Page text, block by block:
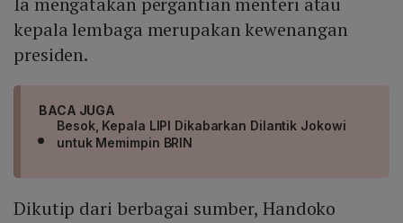
kepala lembaga merupakan kewenangan
presiden.
BACA JUGA
Besok, Kepala LIPI Dikabarkan Dilantik Jokowi
untuk Memimpin BRIN
Dikutip dari berbagai sumber, Handoko